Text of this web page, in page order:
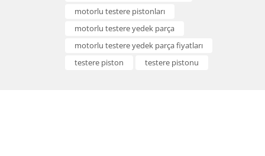
Ürün resmi kalitesiz, bozuk veya görüntülenemiyor.
Ürün açıklamasında eksik bilgiler bulunuyor.
Ürün bilgilerinde hatalar bulunuyor.
Ürün fiyatı diğer sitelerden daha pahalı.
motorlu testere pistonları
motorlu testere yedek parça
motorlu testere yedek parça fiyatları
testere piston
testere pistonu